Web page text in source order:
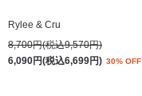
Rylee & Cru
8,700円(税込9,570円)
6,090円(税込6,699円) 30% OFF